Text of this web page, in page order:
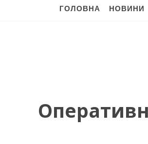
ГОЛОВНА НОВИНИ